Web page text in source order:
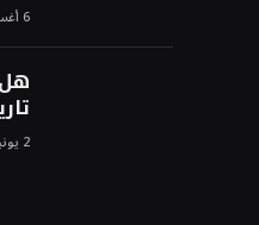
6 أغسطس,2020
2 يونيو,2023